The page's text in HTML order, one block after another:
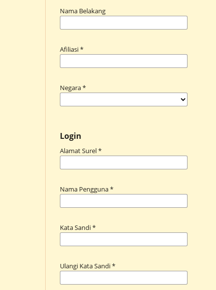
Nama Belakang
Afiliasi*
Negara*
Login
Alamat Surel*
Nama Pengguna*
Kata Sandi*
Ulangi Kata Sandi*